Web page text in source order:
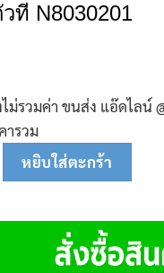
ที N8030201
ม่รวมค่า ขนส่ง แอ๊ดไลน์
ารวม
วที N8030201 ชิ้น
หยิบใส่ตะกร้า